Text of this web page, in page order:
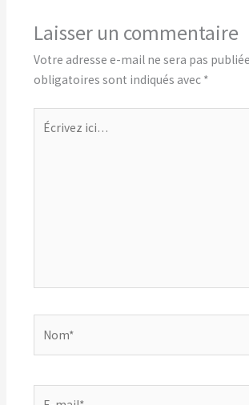
Laisser un commentaire
Votre adresse e-mail ne sera pas
obligatoires sont indiqués avec *
ici…